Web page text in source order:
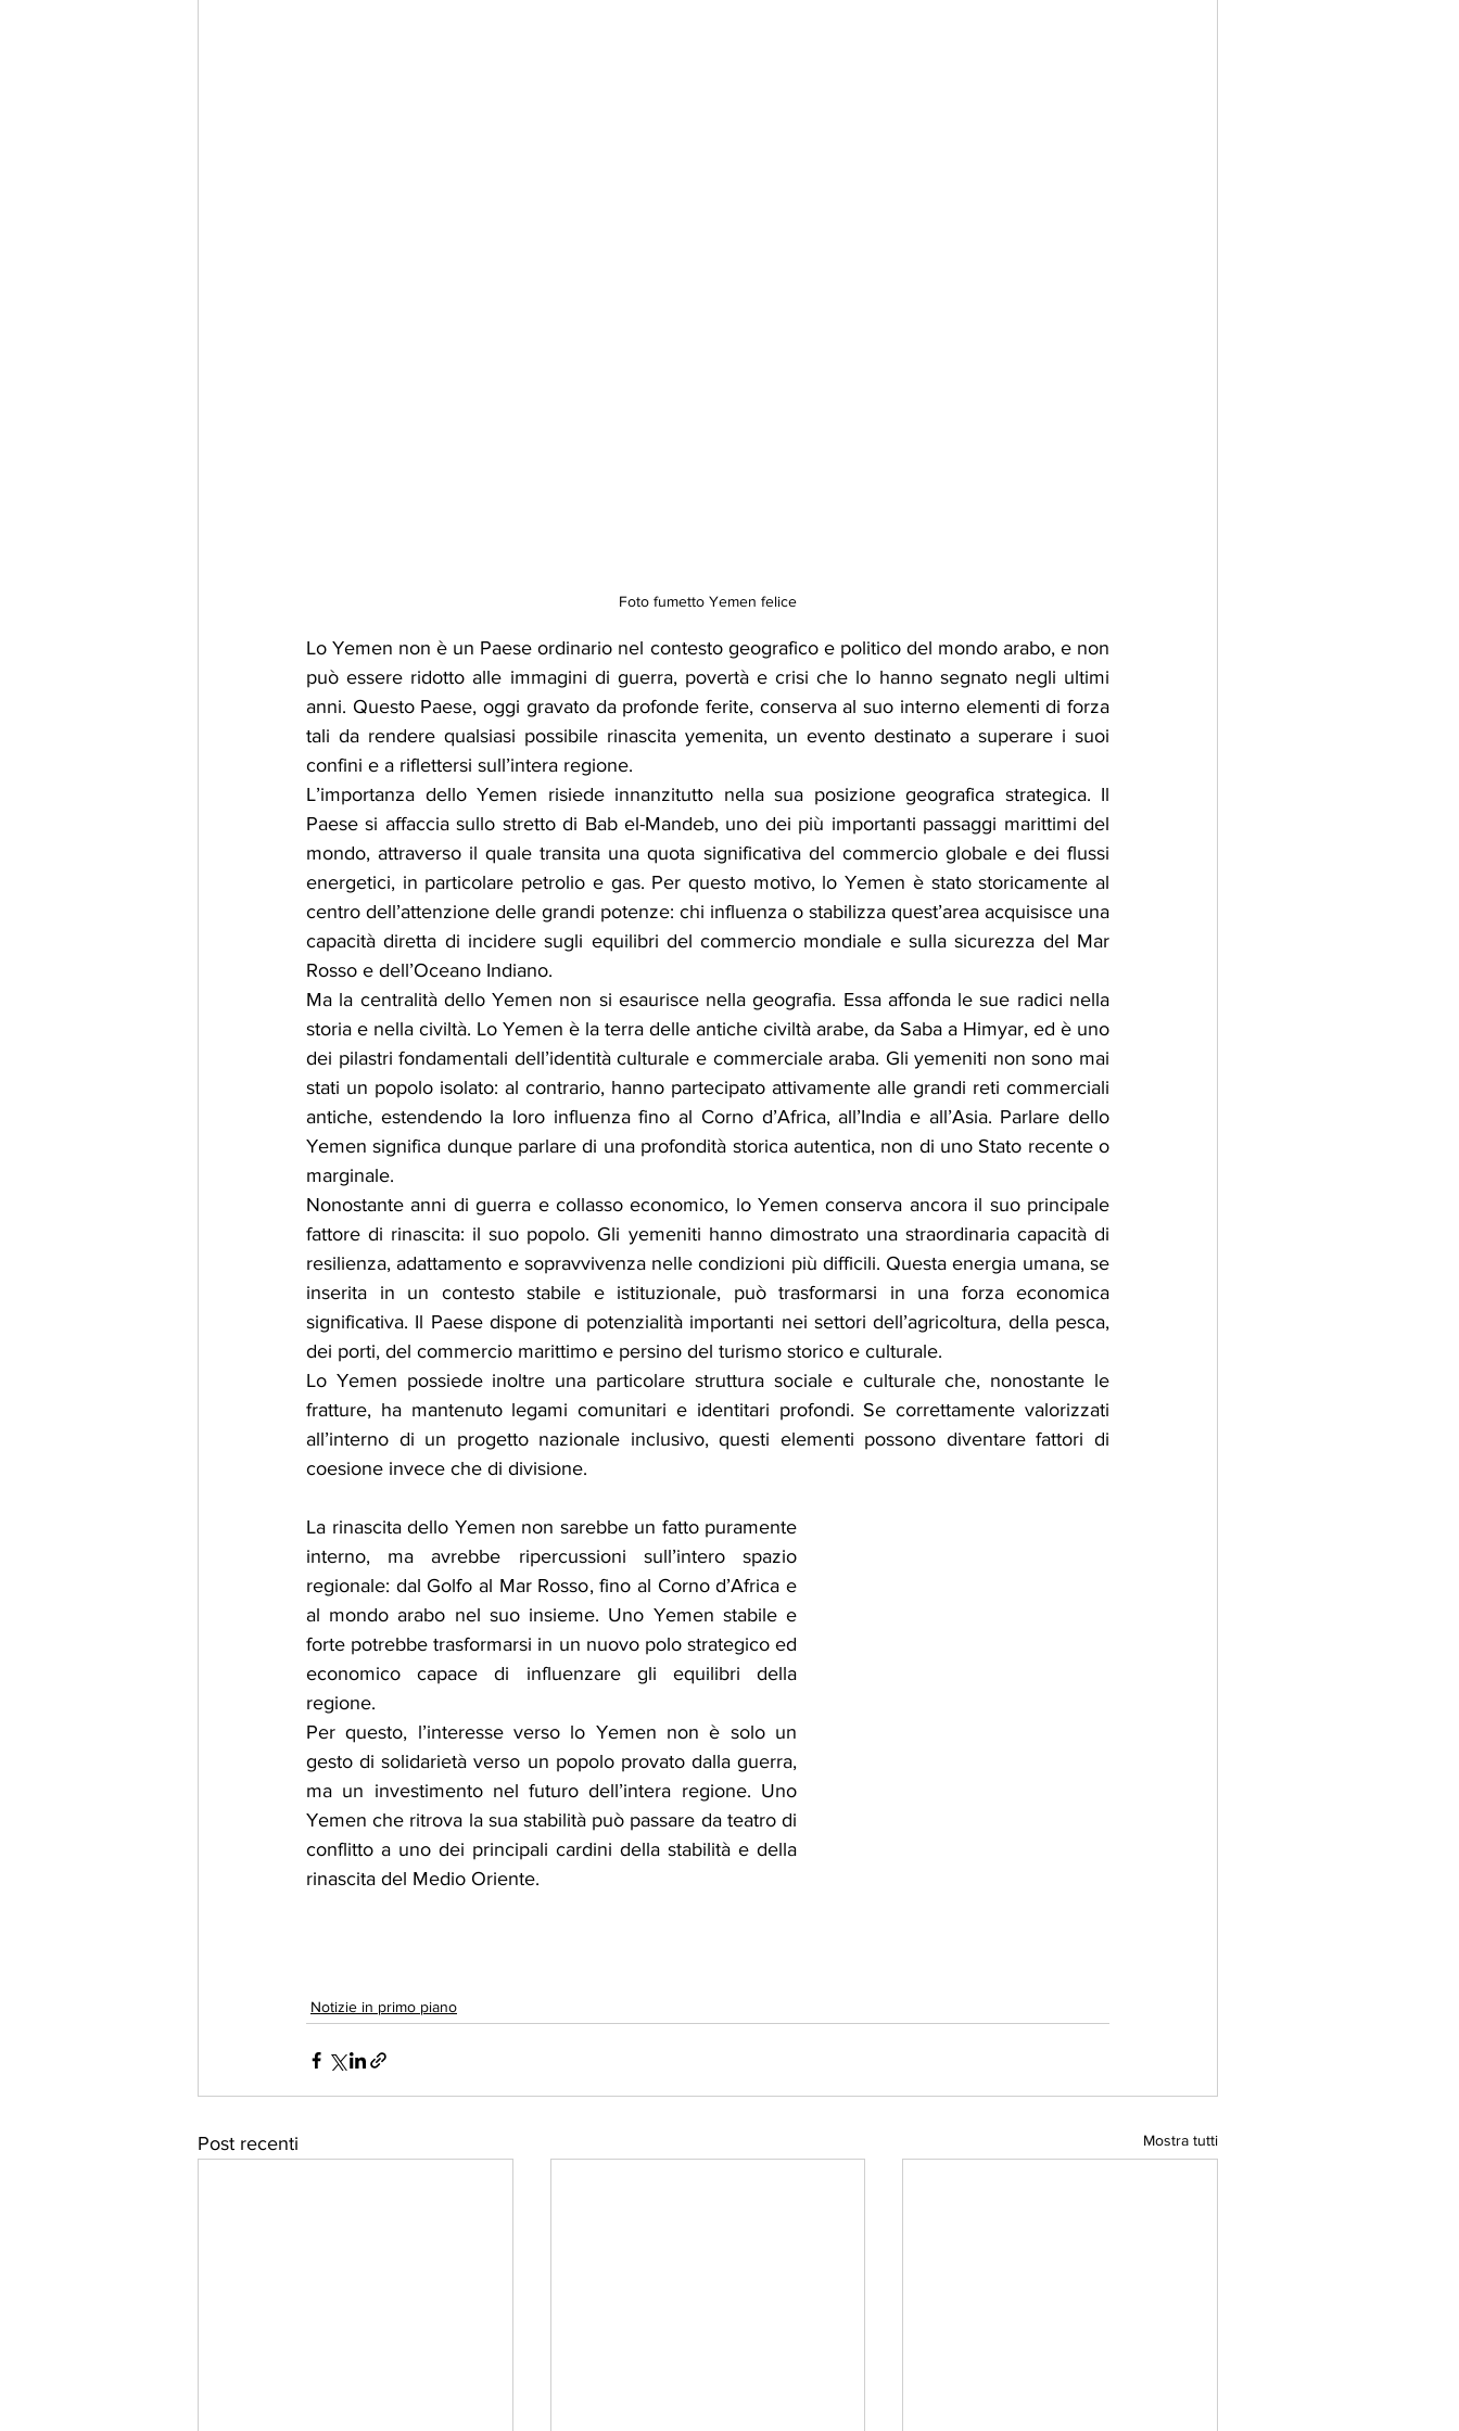
Foto fumetto Yemen felice
Lo Yemen non è un Paese ordinario nel contesto geografico e politico del mondo arabo, e non
può essere ridotto alle immagini di guerra, povertà e crisi che lo hanno segnato negli ultimi
anni. Questo Paese, oggi gravato da profonde ferite, conserva al suo interno elementi di forza
tali da rendere qualsiasi possibile rinascita yemenita, un evento destinato a superare i suoi
confini e a riflettersi sull’intera regione.
L’importanza dello Yemen risiede innanzitutto nella sua posizione geografica strategica. Il
Paese si affaccia sullo stretto di Bab el-Mandeb, uno dei più importanti passaggi marittimi del
mondo, attraverso il quale transita una quota significativa del commercio globale e dei flussi
energetici, in particolare petrolio e gas. Per questo motivo, lo Yemen è stato storicamente al
centro dell’attenzione delle grandi potenze: chi influenza o stabilizza quest’area acquisisce una
capacità diretta di incidere sugli equilibri del commercio mondiale e sulla sicurezza del Mar
Rosso e dell’Oceano Indiano.
Ma la centralità dello Yemen non si esaurisce nella geografia. Essa affonda le sue radici nella
storia e nella civiltà. Lo Yemen è la terra delle antiche civiltà arabe, da Saba a Himyar, ed è uno
dei pilastri fondamentali dell’identità culturale e commerciale araba. Gli yemeniti non sono mai
stati un popolo isolato: al contrario, hanno partecipato attivamente alle grandi reti commerciali
antiche, estendendo la loro influenza fino al Corno d’Africa, all’India e all’Asia. Parlare dello
Yemen significa dunque parlare di una profondità storica autentica, non di uno Stato recente o
marginale.
Nonostante anni di guerra e collasso economico, lo Yemen conserva ancora il suo principale
fattore di rinascita: il suo popolo. Gli yemeniti hanno dimostrato una straordinaria capacità di
resilienza, adattamento e sopravvivenza nelle condizioni più difficili. Questa energia umana, se
inserita in un contesto stabile e istituzionale, può trasformarsi in una forza economica
significativa. Il Paese dispone di potenzialità importanti nei settori dell’agricoltura, della pesca,
dei porti, del commercio marittimo e persino del turismo storico e culturale.
Lo Yemen possiede inoltre una particolare struttura sociale e culturale che, nonostante le
fratture, ha mantenuto legami comunitari e identitari profondi. Se correttamente valorizzati
all’interno di un progetto nazionale inclusivo, questi elementi possono diventare fattori di
coesione invece che di divisione.
La rinascita dello Yemen non sarebbe un fatto puramente
interno, ma avrebbe ripercussioni sull’intero spazio
regionale: dal Golfo al Mar Rosso, fino al Corno d’Africa e
al mondo arabo nel suo insieme. Uno Yemen stabile e
forte potrebbe trasformarsi in un nuovo polo strategico ed
economico capace di influenzare gli equilibri della
regione.
Per questo, l’interesse verso lo Yemen non è solo un
gesto di solidarietà verso un popolo provato dalla guerra,
ma un investimento nel futuro dell’intera regione. Uno
Yemen che ritrova la sua stabilità può passare da teatro di
conflitto a uno dei principali cardini della stabilità e della
rinascita del Medio Oriente.
Notizie in primo piano
Post recenti Mostra tutti